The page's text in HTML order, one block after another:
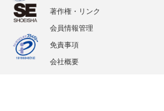
著作権・リンク
会員情報管理
免責事項
会社概要